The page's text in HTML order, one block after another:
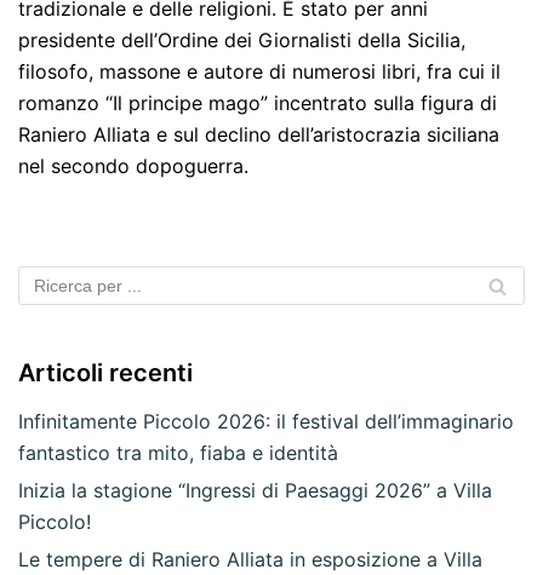
tradizionale e delle religioni. È stato per anni
presidente dell’Ordine dei Giornalisti della Sicilia,
filosofo, massone e autore di numerosi libri, fra cui il
romanzo “Il principe mago” incentrato sulla figura di
Raniero Alliata e sul declino dell’aristocrazia siciliana
nel secondo dopoguerra.
Articoli recenti
Infinitamente Piccolo 2026: il festival dell’immaginario
fantastico tra mito, fiaba e identità
Inizia la stagione “Ingressi di Paesaggi 2026” a Villa
Piccolo!
Le tempere di Raniero Alliata in esposizione a Villa